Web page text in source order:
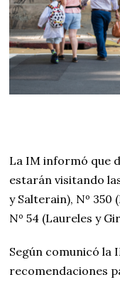
La IM informó que
estarán visitando
y Salterain), Nº
Nº 54 (Laureles y
Según comunicó la
recomendaciones